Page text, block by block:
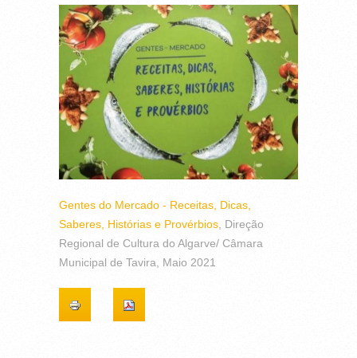
Gentes do Mercado - Receitas, Dicas,
Saberes, Histórias e Provérbios , Direção
Regional de Cultura do Algarve/ Câmara
Municipal de Tavira, Maio 2021